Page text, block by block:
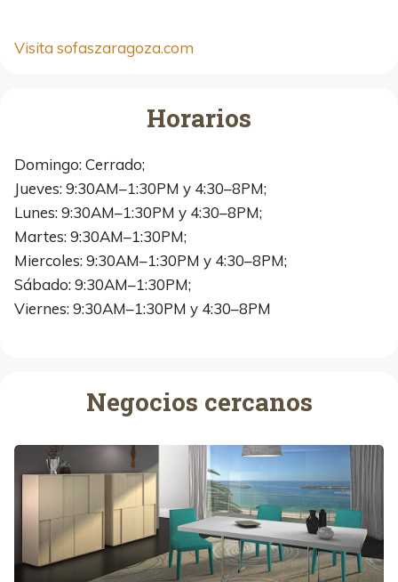
Visita sofaszaragoza.com
Horarios
Domingo: Cerrado;
Jueves: 9:30AM–1:30PM y 4:30–8PM;
Lunes: 9:30AM–1:30PM y 4:30–8PM;
Martes: 9:30AM–1:30PM;
Miercoles: 9:30AM–1:30PM y 4:30–8PM;
Sábado: 9:30AM–1:30PM;
Viernes: 9:30AM–1:30PM y 4:30–8PM
Negocios cercanos
L
i